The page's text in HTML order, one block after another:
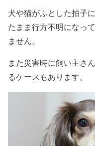
犬や猫がふとした拍子
たまま行方不明になっ
ません。
また災害時に飼い主さ
るケースもあります。